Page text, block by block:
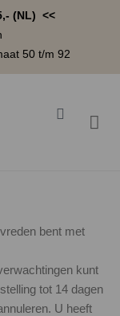
(NL) <<
50 t/m 92
bent met
kunt
tot 14 dagen
U heeft